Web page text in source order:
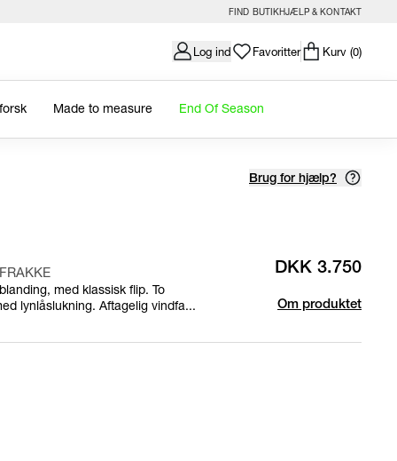
FIND BUTIKHJÆLP & KONTAKT
Log ind Favoritter Kurv (0)
Made to measure End Of Season
Brug for hjælp?
DKK 3.750
med klassisk flip. To
lynlåslukning. Aftagelig vindfa...
Om produktet